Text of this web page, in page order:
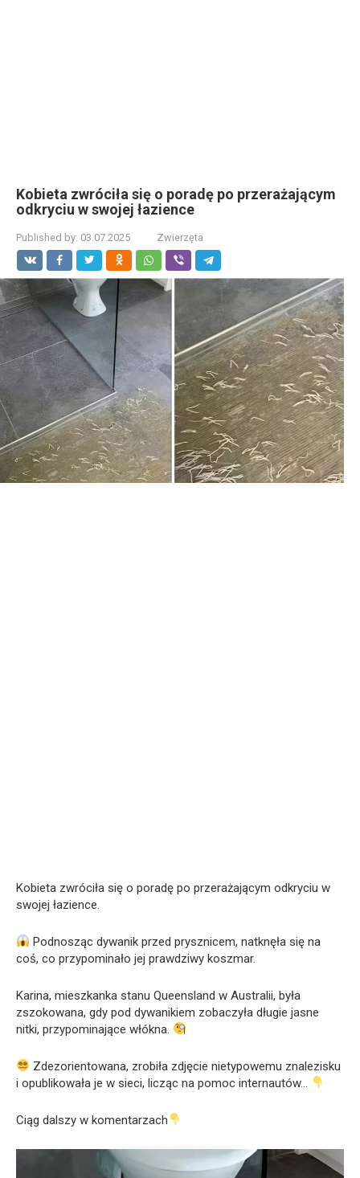
Kobieta zwróciła się o poradę po przerażającym
odkryciu w swojej łazience
Published by: 03.07.2025 Zwierzęta
Kobieta zwróciła się o poradę po przerażającym odkryciu w
swojej łazience.
Podnosząc dywanik przed prysznicem, natknęła się na
coś, co przypominało jej prawdziwy koszmar.
Karina, mieszkanka stanu Queensland w Australii, była
zszokowana, gdy pod dywanikiem zobaczyła długie jasne
nitki, przypominające włókna.
Zdezorientowana, zrobiła zdjęcie nietypowemu znalezisku
i opublikowała je w sieci, licząc na pomoc internautów…
Ciąg dalszy w komentarzach